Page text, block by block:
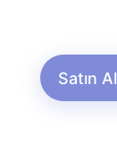
Satın Al